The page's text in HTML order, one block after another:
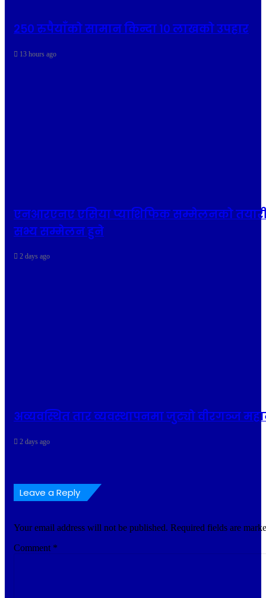
२५० रुपैयाँको सामान किन्दा १० लाखको उपहार
13 hours ago
एनआरएनए एसिया प्याशिफिक सम्मेलनको
सभ्य सम्मेलन हुने
2 days ago
अव्यवस्थित तार व्यवस्थापनमा जुट्यो वीरगञ्ज
2 days ago
Leave a Reply
Your email address will not be published. Required fields are
Comment *